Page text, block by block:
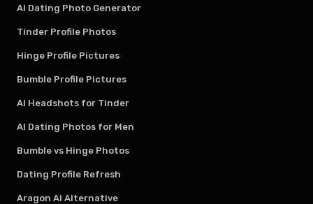
AI Dating Photo Generator
Tinder Profile Photos
Hinge Profile Pictures
Bumble Profile Pictures
AI Headshots for Tinder
AI Dating Photos for Men
Bumble vs Hinge Photos
Dating Profile Refresh
Aragon AI Alternative